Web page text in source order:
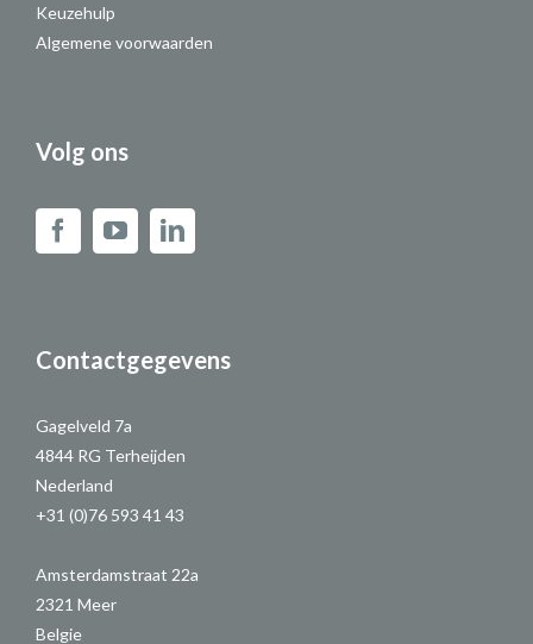
Keuzehulp
Algemene voorwaarden
Volg ons
Contactgegevens
Gagelveld 7a
4844 RG Terheijden
Nederland
+31 (0)76 593 41 43
Amsterdamstraat 22a
2321 Meer
Belgie